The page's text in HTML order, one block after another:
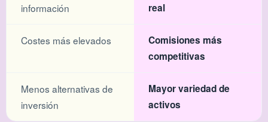
información
real
Costes más elevados
Comisiones más
competitivas
Menos alternativas de
inversión
Mayor variedad de
activos